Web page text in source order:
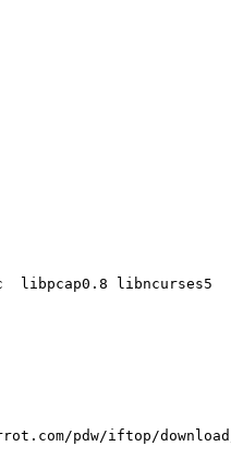
libpcap0.8 libncurses5
pdw/iftop/